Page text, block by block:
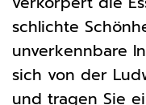
schlichte
unverkennbare
sich von der
und tragen Sie